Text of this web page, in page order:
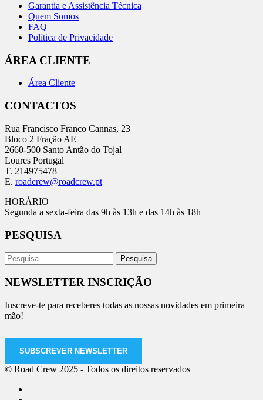
Garantia e Assistência Técnica
Quem Somos
FAQ
Política de Privacidade
ÁREA CLIENTE
Área Cliente
CONTACTOS
Rua Francisco Franco Cannas, 23
Bloco 2 Fração AE
2660-500 Santo Antão do Tojal
Loures Portugal
T. 214975478
E. roadcrew@roadcrew.pt
HORÁRIO
Segunda a sexta-feira das 9h às 13h e das 14h às 18h
PESQUISA
NEWSLETTER INSCRIÇÃO
Inscreve-te para receberes todas as nossas novidades em primeira
mão!
SUBSCREVER NEWSLETTER
© Road Crew 2025 - Todos os direitos reservados